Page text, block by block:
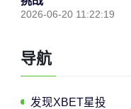
2026-06-20 11:22:19
导航
发现XBET星投